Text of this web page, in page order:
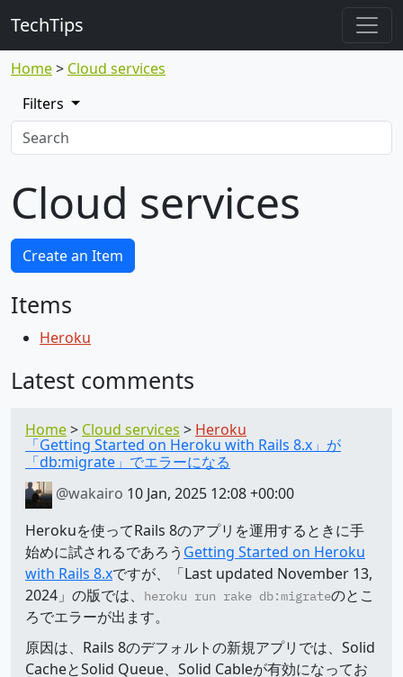
TechTips
Home
Cloud services
Filters
Cloud services
Create an Item
Items
Heroku
Latest comments
Home Cloud services Heroku
「Getting Started on Heroku with Rails 8.x」が
「db:migrate」でエラーになる
@wakairo 10 Jan, 2025 12:08 +00:00
Herokuを使ってRails 8のアプリを運用するときに手
始めに試されるであろう Getting Started on Heroku
with Rails 8.xですが、「Last updated November 13,
2024」の版では、
heroku run rake db:migrateのとこ
ろでエラーが出ます。
原因は、Rails 8のデフォルトの新規アプリでは、Solid
CacheとSolid Queue、Solid Cableが有効になってお